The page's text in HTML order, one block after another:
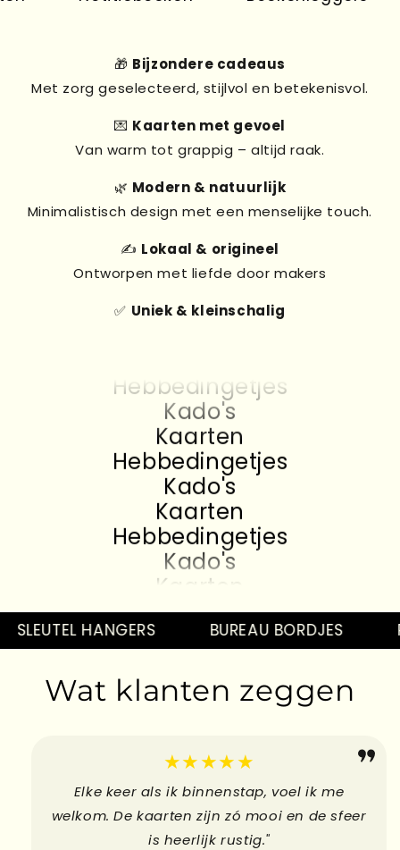
🎁 Bijzondere cadeaus
Met zorg geselecteerd, stijlvol en betekenisvol.
💌 Kaarten met gevoel
Van warm tot grappig – altijd raak.
🌿 Modern & natuurlijk
Minimalistisch design met een menselijke touch.
✍️ Lokaal & origineel
Ontworpen met liefde door makers
✅ Uniek & kleinschalig
Hebbedingetjes
Kado's
Kaarten
Hebbedingetjes
Kado's
Kaarten
Hebbedingetjes
Kado's
Kaarten
Hebbedingetjes
Kado's
Kaarten
Hebbedingetjes
Kado's
Hebbedingetjes
SLEUTEL HANGERS BUREAU BORDJES
Wat klanten zeggen
★★★★★
Elke keer als ik binnenstap, voel ik me
welkom. De kaarten zijn zó mooi en de sfeer
is heerlijk rustig."